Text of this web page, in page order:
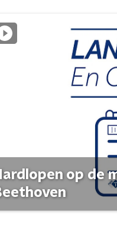
op de